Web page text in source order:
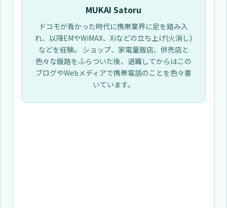
MUKAI Satoru
ドコモが青かった時代に携帯業界に足を踏み入
れ、以降EMやWiMAX、Xiなどの立ち上げ(火消し)
などを経験。 ショップ、家電量販店、併売店と
色々な販路をふらついた後、退職してからはこの
ブログやWebメディアで携帯電話のことを色々書
いています。